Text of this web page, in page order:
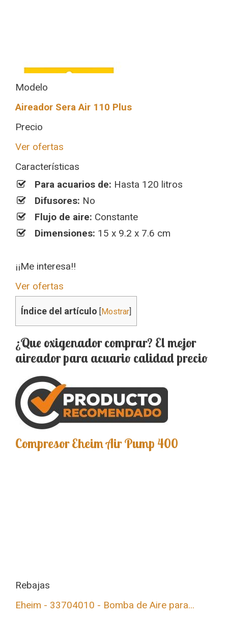
Modelo
Aireador Sera Air 110 Plus
Precio
Ver ofertas
Características
Para acuarios de: Hasta 120 litros
Difusores: No
Flujo de aire: Constante
Dimensiones: 15 x 9.2 x 7.6 cm
¡¡Me interesa!!
Ver ofertas
Índice del artículo [Mostrar]
¿Que oxigenador comprar? El mejor
aireador para acuario calidad precio
Compresor Eheim Air Pump 400
Rebajas
Eheim - 33704010 - Bomba de Aire para...